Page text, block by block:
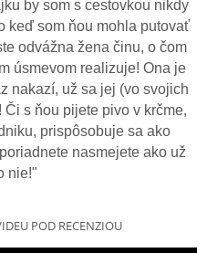
by som s cestovkou nikdy
keď som ňou mohla putovať
odvážna žena činu, o čom
úsmevom realizuje! Ona je
nakazí, už sa jej (vo svojich
s ňou pijete pivo v krčme,
prispôsobuje sa ako
nasmejete ako už
nie!"
POD RECENZIOU